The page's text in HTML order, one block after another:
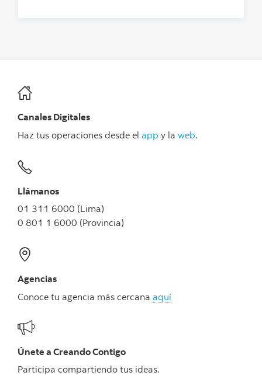
Canales Digitales
Haz tus operaciones desde el app y la web.
Llámanos
01 311 6000 (Lima)
0 801 1 6000 (Provincia)
Agencias
Conoce tu agencia más cercana aquí
Únete a Creando Contigo
Participa compartiendo tus ideas.